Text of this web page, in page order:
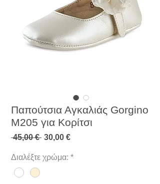
Παπούτσια Αγκαλιάς Gorgino
Μ205 για Κορίτσι
45,00 € Κανονική
30,00 €Τιμή
Διαλέξτε χρώμα: *